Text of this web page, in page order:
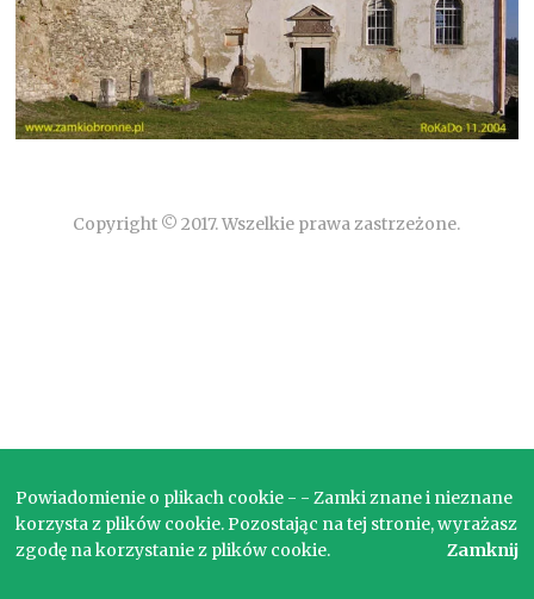
Copyright © 2017. Wszelkie prawa zastrzeżone.
Powiadomienie o plikach cookie - - Zamki znane i nieznane
korzysta z plików cookie. Pozostając na tej stronie, wyrażasz
zgodę na korzystanie z plików cookie.
Zamknij